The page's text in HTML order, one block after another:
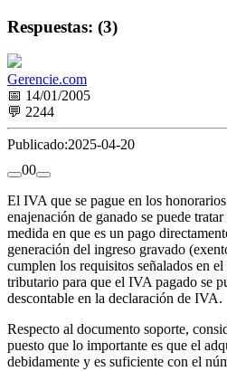
Respuestas: (3)
Gerencie.com
📅 14/01/2005
💬 2244
Publicado:2025-04-20
00
El IVA que se pague en los
enajenación de ganado se puede
medida en que es un pago
generación del ingreso gravado
cumplen los requisitos señalados en
tributario para que el IVA pagado se
descontable en la declaración de IVA.
Respecto al documento soporte,
puesto que lo importante es que el
debidamente y es suficiente con el